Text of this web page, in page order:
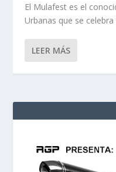
El Mulafest es el
Urbanas que se
LEER MÁS